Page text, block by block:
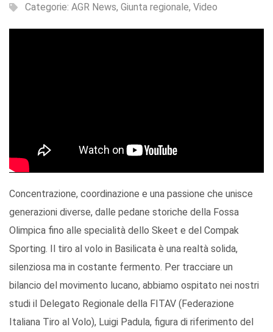
Categorie: AGR News, Giunta regionale, Video
Concentrazione, coordinazione e una passione che unisce
generazioni diverse, dalle pedane storiche della Fossa
Olimpica fino alle specialità dello Skeet e del Compak
Sporting. Il tiro al volo in Basilicata è una realtà solida,
silenziosa ma in costante fermento. Per tracciare un
bilancio del movimento lucano, abbiamo ospitato nei nostri
studi il Delegato Regionale della FITAV (Federazione
Italiana Tiro al Volo), Luigi Padula, figura di riferimento del